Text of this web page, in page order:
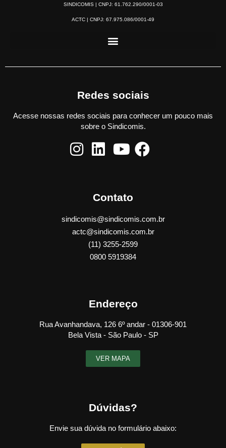
SINDICOMIS | CNPJ: 61.762.290/0001-03
ACTC | CNPJ: 67.975.086/0001-49
Redes sociais
Acesse nossas redes sociais para conhecer um pouco mais
sobre o Sindicomis.
Contato
sindicomis@sindicomis.com.br
actc@sindicomis.com.br
(11) 3255-2599
0800 5919384
Endereço
Rua Avanhandava, 126 6º andar - 01306-901
Bela Vista - São Paulo - SP
VER MAPA
Dúvidas?
Envie sua dúvida no formulário abaixo: